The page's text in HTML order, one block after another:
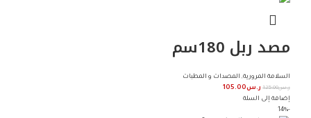
مصد ربل 180سم
السلامة المرورية, المصدات و المطبات
ر.س125.00 ر.س105.00
إضافة إلى السلة
-14%